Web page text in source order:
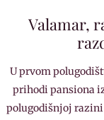
Valamar,
U prvom
prihodi pansiona
polugodišnjoj razini